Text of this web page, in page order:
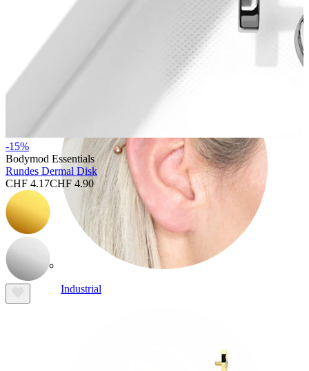
Industrial
-15%
Bodymod Essentials
Rundes Dermal Disk
CHF 4.17CHF 4.90